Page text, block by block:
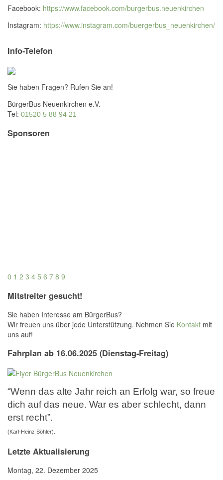
Facebook: https://www.facebook.com/burgerbus.neuenkirchen
Instagram: https://www.instagram.com/buergerbus_neuenkirchen/
Info-Telefon
Sie haben Fragen? Rufen Sie an!
BürgerBus Neuenkirchen e.V.
Tel: 01520 5 88 94 21
Sponsoren
0 1 2 3 4 5 6 7 8 9
Mitstreiter gesucht!
Sie haben Interesse am BürgerBus?
Wir freuen uns über jede Unterstützung. Nehmen Sie Kontakt mit
uns auf!
Fahrplan ab 16.06.2025 (Dienstag-Freitag)
“Wenn das alte Jahr reich an Erfolg war, so freue
dich auf das neue. War es aber schlecht, dann
erst recht”.
(Karl-Heinz Söhler).
Letzte Aktualisierung
Montag, 22. Dezember 2025